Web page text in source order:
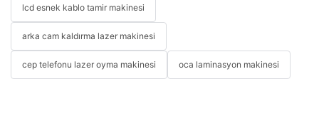
lcd esnek kablo tamir makinesi
arka cam kaldırma lazer makinesi
cep telefonu lazer oyma makinesi oca laminasyon makinesi